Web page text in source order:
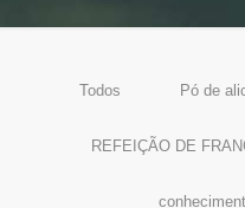
Todos Pó de
REFEIÇÃO DE